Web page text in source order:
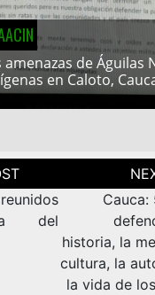
de Águilas
en Caloto,
del
Cauca:
historia, la
cultura, la
la vida de